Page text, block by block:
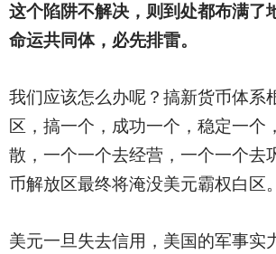
这个陷阱不解决，则到处都布满了
命运共同体，必先排雷。
我们应该怎么办呢？搞新货币体系
区，搞一个，成功一个，稳定一个
散，一个一个去经营，一个一个去
币解放区最终将淹没美元霸权白区。
美元一旦失去信用，美国的军事实